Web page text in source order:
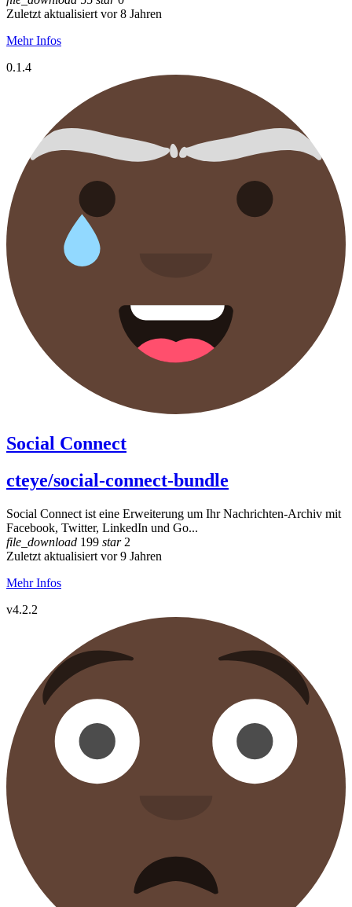
Zuletzt aktualisiert vor 8 Jahren
Mehr Infos
0.1.4
Social Connect
cteye/social-connect-bundle
Social Connect ist eine Erweiterung um Ihr Nachrichten-Archiv mit
Facebook, Twitter, LinkedIn und Go...
file_download 199 star2
Zuletzt aktualisiert vor 9 Jahren
Mehr Infos
v4.2.2